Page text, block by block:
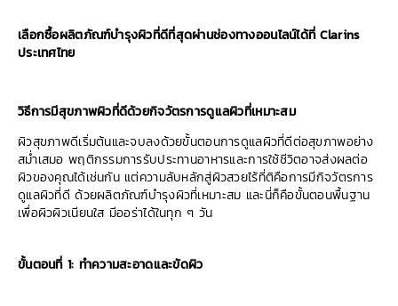
เลือกซื้อผลิตภัณฑ์บำรุงผิวที่ดีที่สุดผ่านช่องทางออนไลน์ได้ที่ Clarins
ประเทศไทย
วิธีการมีสุขภาพผิวที่ดีด้วยกิจวัตรการดูแลผิวที่เหมาะสม
ผิวสุขภาพดีเริ่มต้นและจบลงด้วยขั้นตอนการดูแลผิวที่ดีต่อสุขภาพอย่าง
สม่ำเสมอ พฤติกรรมการรับประทานอาหารและการใช้ชีวิตอาจส่งผลต่อ
ผิวของคุณได้เช่นกัน แต่ความลับหลักสู่ผิวสวยไร้ที่ติคือการมีกิจวัตรการ
ดูแลผิวที่ดี ด้วยผลิตภัณฑ์บำรุงผิวที่เหมาะสม และนี่ก็คือขั้นตอนพื้นฐาน
เพื่อผิวผิวเนียนใส มีออร่าได้ในทุก ๆ วัน
ขั้นตอนที่ 1: ทำความสะอาดและขัดผิว